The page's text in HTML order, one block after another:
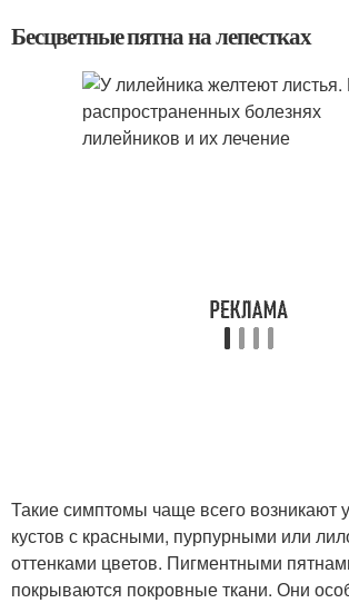
Бесцветные пятна на лепестках
Такие симптомы чаще всего возникают
кустов с красными, пурпурными или
оттенками цветов. Пигментными
покрываются покровные ткани. Они